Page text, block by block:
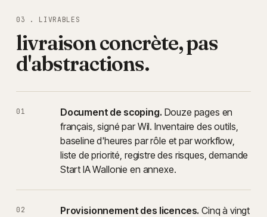
03 . LIVRABLES
livraison concrète, pas
d'abstractions.
01 Document de scoping. Douze pages en
français, signé par Wil. Inventaire des outils,
baseline d'heures par rôle et par workflow,
liste de priorité, registre des risques, demande
Start IA Wallonie en annexe.
02 Provisionnement des licences. Cinq à vingt